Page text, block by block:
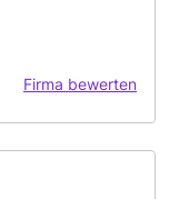
Firma bewerten